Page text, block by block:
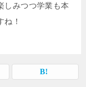
しみつつ学業も本
！